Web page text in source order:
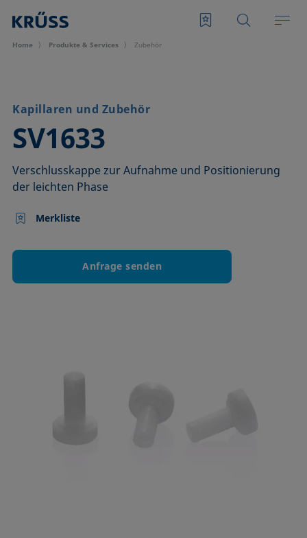
Home Produkte & Services Zubehör
Kapillaren und Zubehör
SV1633
–
Verschlusskappe zur Aufnahme und Positionierung
der leichten Phase
Merkliste
Anfrage senden